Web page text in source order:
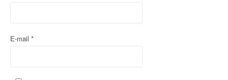
E-mail *